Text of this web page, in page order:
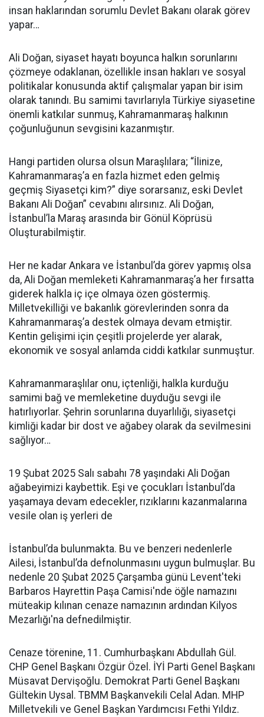
insan haklarından sorumlu Devlet Bakanı olarak görev
yapar…
Ali Doğan, siyaset hayatı boyunca halkın sorunlarını
çözmeye odaklanan, özellikle insan hakları ve sosyal
politikalar konusunda aktif çalışmalar yapan bir isim
olarak tanındı. Bu samimi tavırlarıyla Türkiye siyasetine
önemli katkılar sunmuş, Kahramanmaraş halkının
çoğunluğunun sevgisini kazanmıştır.
Hangi partiden olursa olsun Maraşlılara; “İlinize,
Kahramanmaraş’a en fazla hizmet eden gelmiş
geçmiş Siyasetçi kim?” diye sorarsanız, eski Devlet
Bakanı Ali Doğan” cevabını alırsınız. Ali Doğan,
İstanbul’la Maraş arasında bir Gönül Köprüsü
Oluşturabilmiştir.
Her ne kadar Ankara ve İstanbul’da görev yapmış olsa
da, Ali Doğan memleketi Kahramanmaraş’a her fırsatta
giderek halkla iç içe olmaya özen göstermiş.
Milletvekilliği ve bakanlık görevlerinden sonra da
Kahramanmaraş’a destek olmaya devam etmiştir.
Kentin gelişimi için çeşitli projelerde yer alarak,
ekonomik ve sosyal anlamda ciddi katkılar sunmuştur.
Kahramanmaraşlılar onu, içtenliği, halkla kurduğu
samimi bağ ve memleketine duyduğu sevgi ile
hatırlıyorlar. Şehrin sorunlarına duyarlılığı, siyasetçi
kimliği kadar bir dost ve ağabey olarak da sevilmesini
sağlıyor…
19 Şubat 2025 Salı sabahı 78 yaşındaki Ali Doğan
ağabeyimizi kaybettik. Eşi ve çocukları İstanbul’da
yaşamaya devam edecekler, rızıklarını kazanmalarına
vesile olan iş yerleri de
İstanbul’da bulunmakta. Bu ve benzeri nedenlerle
Ailesi, İstanbul’da defnolunmasını uygun bulmuşlar. Bu
nedenle 20 Şubat 2025 Çarşamba günü Levent'teki
Barbaros Hayrettin Paşa Camisi'nde öğle namazını
müteakip kılınan cenaze namazının ardından Kilyos
Mezarlığı'na defnedilmiştir.
Cenaze törenine, 11. Cumhurbaşkanı Abdullah Gül.
CHP Genel Başkanı Özgür Özel. İYİ Parti Genel Başkanı
Müsavat Dervişoğlu. Demokrat Parti Genel Başkanı
Gültekin Uysal. TBMM Başkanvekili Celal Adan. MHP
Milletvekili ve Genel Başkan Yardımcısı Fethi Yıldız.